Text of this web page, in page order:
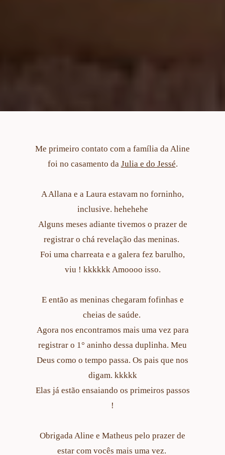
Me primeiro contato com a família da Aline
foi no casamento da Julia e do Jessé.
A Allana e a Laura estavam no forninho,
inclusive. hehehehe
Alguns meses adiante tivemos o prazer de
registrar o chá revelação das meninas.
Foi uma charreata e a galera fez barulho,
viu ! kkkkkk Amoooo isso.
E então as meninas chegaram fofinhas e
cheias de saúde.
Agora nos encontramos mais uma vez para
registrar o 1° aninho dessa duplinha. Meu
Deus como o tempo passa. Os pais que nos
digam. kkkkk
Elas já estão ensaiando os primeiros passos
!
Obrigada Aline e Matheus pelo prazer de
estar com vocês mais uma vez.